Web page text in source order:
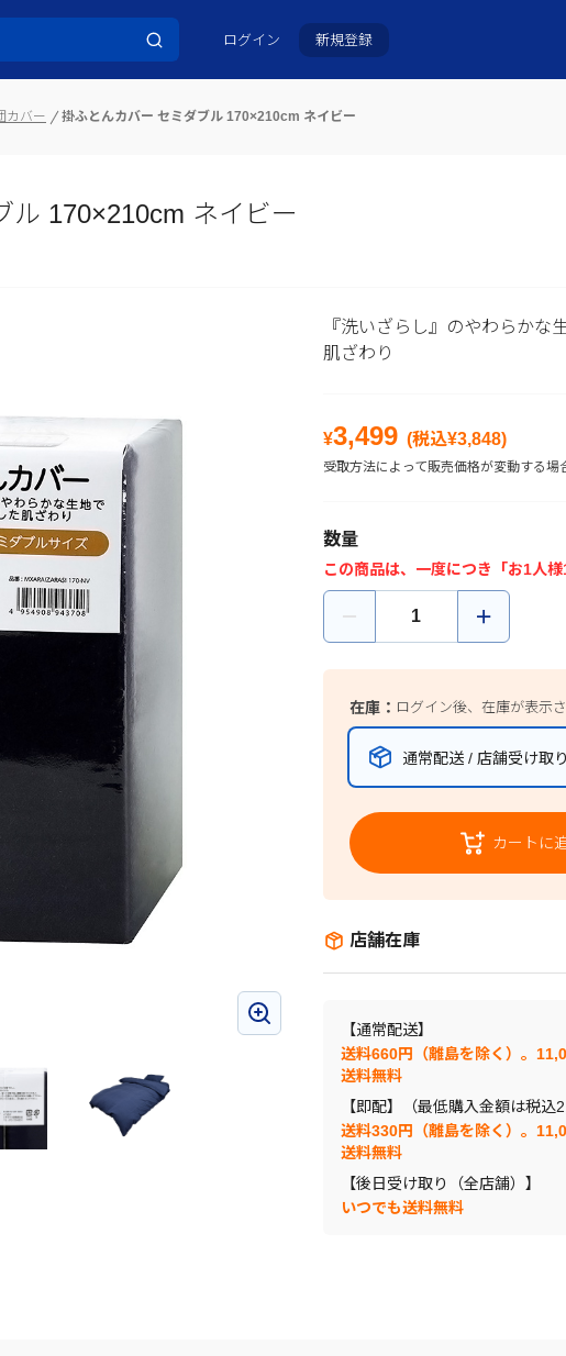
ログイン 新規登録
カバー 掛ふとんカバー セミダブル 170×210cm ネイビー
ル 170×210cm ネイビー
『洗いざらし』のやわらかな
肌ざわり
¥3,499 (税込¥3,848)
受取方法によって販売価格が変動する場
数量
この商品は、一度につき「お1人様
在庫： ログイン後、在庫が表示
通常配送 / 店舗受け取り
カートに
店舗在庫
【通常配送】
送料660円（離島を除く）。
送料無料
【即配】（最低購入金額は税込
送料330円（離島を除く）。
送料無料
【後日受け取り（全店舗）】
いつでも送料無料